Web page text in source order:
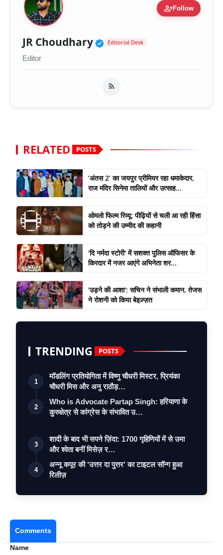
person_addFollow
JR Choudhary Verified Public Figure
Editorial Desk
Editor
RELATED POSTS
‘अंतस 2’ का जयपुर प्रीमियर रहा धमाकेदार,
राज मंदिर सिनेमा तालियों और उत्साह...
ओमलो फिल्म रिव्यू: पीढ़ियों से चली आ रही हिंसा
को तोड़ने की उम्मीद की कहानी
'दि नर्मदा स्टोरी' में सशक्त पुलिस ऑफिसर के
किरदार में नजर आएंगे अभिनेता शर...
'उड़ने की आशा': सचिन ने संभाली कमान, तेजस
ने रोशनी को किया बेइज़्ज़त
TRENDING POSTS
1
मॉडलिंग प्रतियोगिता में विष्णु चौधरी मिस्टर, प्रियंका
चौधरी मिस और अनु राठौड़…
2
Who is Advocate Partap Singh: हरियाणा के
कुरुक्षेत्र से कांग्रेस के संभावित उ…
3
शादी के बाद भी सपने ज़िंदा: 1700 गृहिणियों में से उमा
और श्वेता बनीं मिसेज़ र…
4
अन्नू कपूर की ‘उत्तर दा पुत्तर’ का टाइटल सॉन्ग हुआ
रिलीज़
Comments
Name